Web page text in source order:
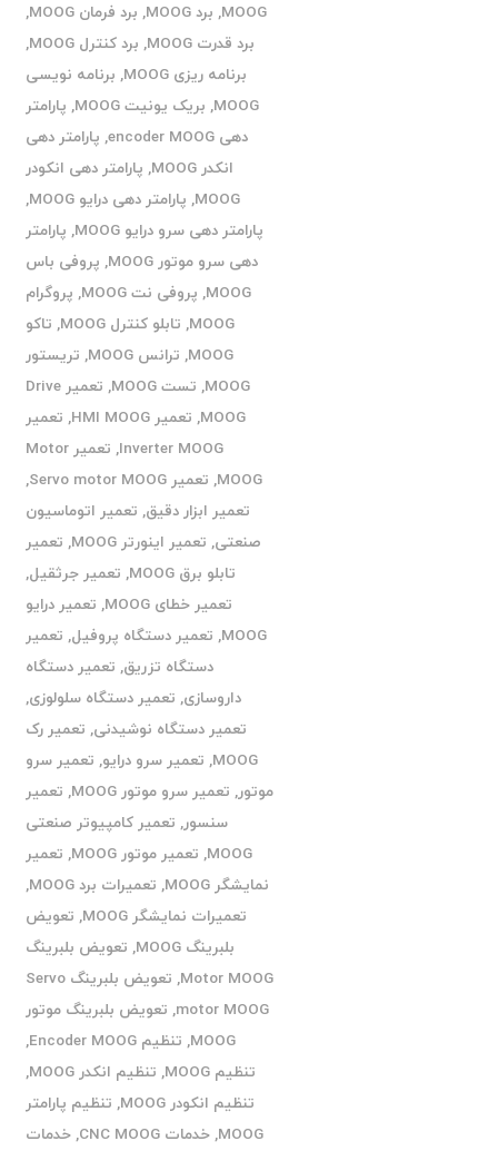
MOOG
, برد MOOG , برد فرمان MOOG
,
برد قدرت MOOG
, برد کنترل MOOG
,
برنامه ریزی MOOG
, برنامه نویسی
MOOG
, بریک یونیت MOOG , پارامتر
دهی encoder MOOG
, پارامتر دهی
انکدر MOOG
, پارامتر دهی انکودر
MOOG
, پارامتر دهی درایو MOOG
,
پارامتر دهی سرو درایو MOOG
, پارامتر
دهی سرو موتور MOOG
, پروفی باس
MOOG
, پروفی نت MOOG , پروگرام
MOOG
, تابلو کنترل MOOG , تاکو
MOOG
, ترانس MOOG , تریستور
MOOG
, تست MOOG ,
تعمیر Drive
MOOG
, تعمیر HMI MOOG , تعمیر
Inverter MOOG
,
تعمیر Motor
MOOG
, تعمیر Servo motor MOOG
,
تعمیر ابزار دقیق, تعمیر اتوماسیون
صنعتی, تعمیر اینورتر MOOG , تعمیر
تابلو برق MOOG
, تعمیر جرثقیل,
تعمیر خطای MOOG
, تعمیر درایو
MOOG
, تعمیر دستگاه پروفیل, تعمیر
دستگاه تزریق, تعمیر دستگاه
داروسازی, تعمیر دستگاه سلولوزی,
تعمیر دستگاه نوشیدنی, تعمیر رک
MOOG
, تعمیر سرو درایو, تعمیر سرو
موتور, تعمیر سرو موتور MOOG , تعمیر
سنسور, تعمیر کامپیوتر صنعتی
MOOG
, تعمیر موتور MOOG , تعمیر
نمایشگر MOOG
, تعمیرات برد MOOG
,
تعمیرات نمایشگر MOOG
, تعویض
بلبرینگ MOOG
, تعویض بلبرینگ
Motor MOOG
,
تعویض بلبرینگ Servo
motor MOOG
, تعویض بلبرینگ موتور
MOOG
, تنظیم Encoder MOOG
,
تنظیم MOOG
, تنظیم انکدر MOOG
,
تنظیم انکودر MOOG
, تنظیم پارامتر
MOOG
,خدمات CNC MOOG ,خدمات